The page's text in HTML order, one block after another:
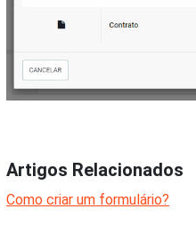
Artigos Relacionados
Como criar um formulário?